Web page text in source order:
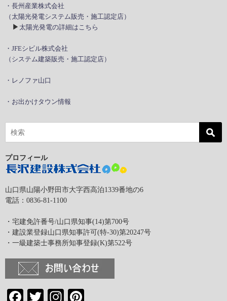
・長州産業株式会社
（太陽光発電システム販売・施工認定店）
▶ 太陽光発電の詳細はこちら
・JFEシビル株式会社
（システム建築販売・施工認定店）
・レノファ山口
・お出かけタウン情報
プロフィール
山口県山陽小野田市大字西高泊1339番地の6
電話：0836-81-1100
・宅建免許番号/山口県知事(14)第700号
・建設業登録山口県知事許可(特-30)第20247号
・一級建築士事務所知事登録(K)第522号
FacebookTwitter Instagram